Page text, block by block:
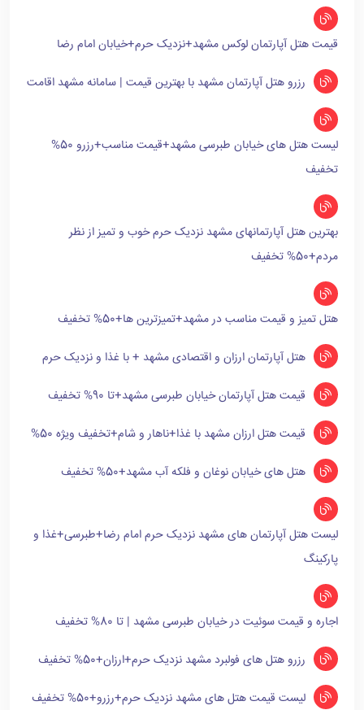
قیمت هتل آپارتمان لوکس مشهد+نزدیک حرم+خیابان امام رضا
رزرو هتل آپارتمان مشهد با بهترین قیمت | سامانه مشهد اقامت
لیست هتل های خیابان طبرسی مشهد+قیمت مناسب+رزرو 50%
تخفیف
بهترین هتل آپارتمانهای مشهد نزدیک حرم خوب و تمیز از نظر
مردم+50% تخفیف
هتل تمیز و قیمت مناسب در مشهد+تمیزترین ها+50% تخفیف
هتل آپارتمان ارزان و اقتصادی مشهد + با غذا و نزدیک حرم
قیمت هتل آپارتمان خیابان طبرسی مشهد+تا 90% تخفیف
قیمت هتل ارزان مشهد با غذا+ناهار و شام+تخفیف ویژه 50%
هتل های خیابان نوغان و فلکه آب مشهد+50% تخفیف
لیست هتل آپارتمان های مشهد نزدیک حرم امام رضا+طبرسی+غذا و
پارکینگ
اجاره و قیمت سوئیت در خیابان طبرسی مشهد | تا 80% تخفیف
رزرو هتل های فولبرد مشهد نزدیک حرم+ارزان+50% تخفیف
لیست قیمت هتل های مشهد نزدیک حرم+رزرو+50% تخفیف